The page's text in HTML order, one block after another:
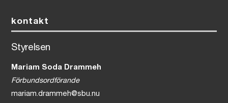
kontakt
Styrelsen
Mariam Soda Drammeh
Förbundsordförande
mariam.drammeh@sbu.nu